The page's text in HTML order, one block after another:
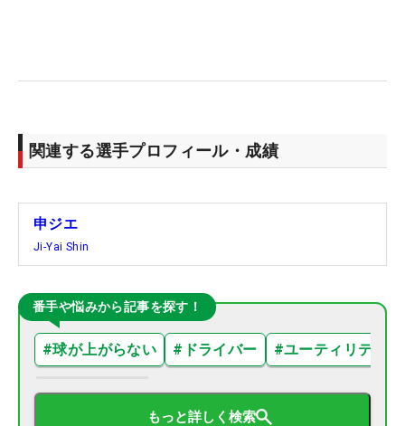
関連する選手プロフィール・成績
申ジエ
Ji-Yai Shin
番手や悩みから記事を探す！
#球が上がらない # ドライバー #ユーティリティ
もっと詳しく検索